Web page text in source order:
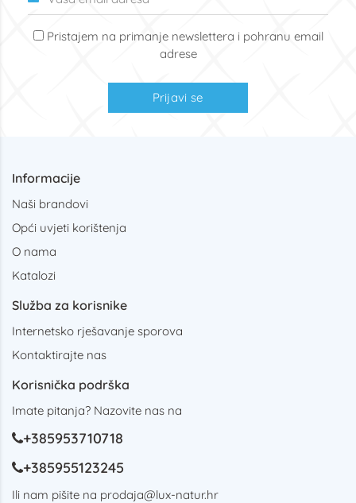
Pristajem na primanje newslettera i pohranu email
adrese
Prijavi se
Informacije
Naši brandovi
Opći uvjeti korištenja
O nama
Katalozi
Služba za korisnike
Internetsko rješavanje sporova
Kontaktirajte nas
Korisnička podrška
Imate pitanja? Nazovite nas na
+385953710718
+385955123245
Ili nam pišite na prodaja@lux-natur.hr